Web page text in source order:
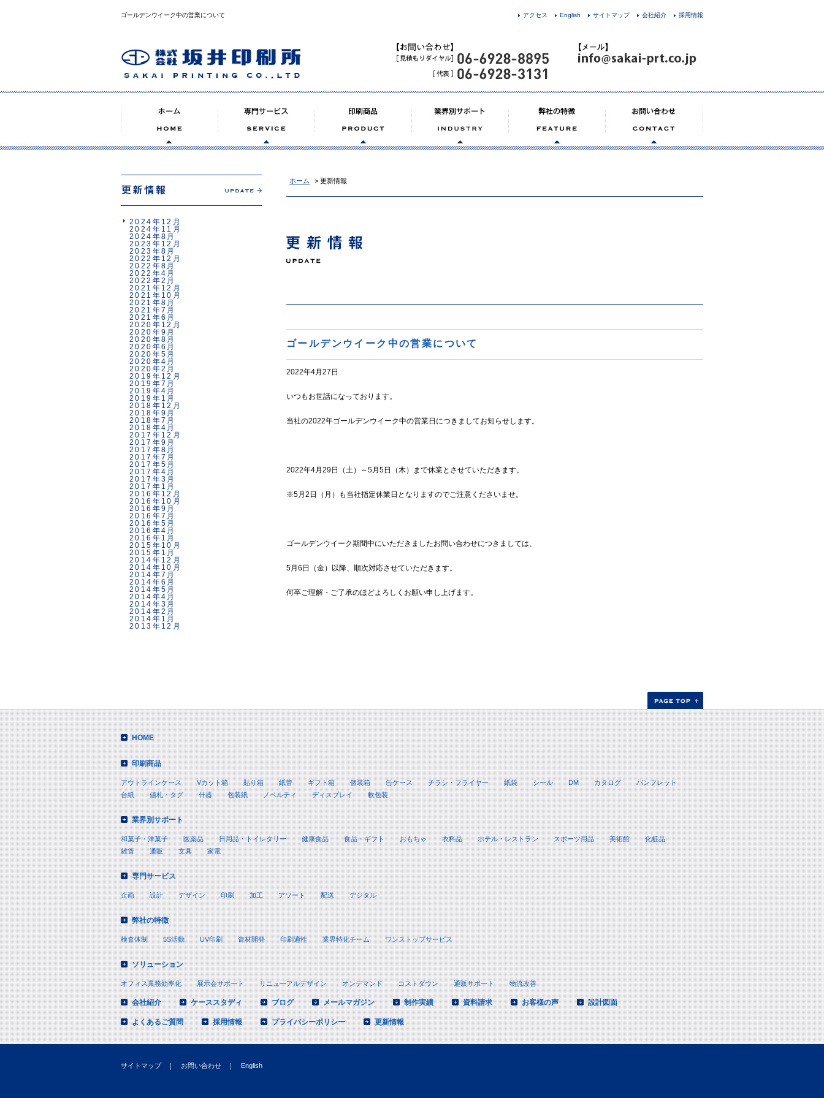
ゴールデンウイーク中の営業について アクセス English サイトマップ 会社紹介 採用情報
2024年12月
2024年11月
2024年8月
2023年12月
2023年8月
2022年12月
2022年8月
2022年4月
2022年2月
2021年12月
2021年10月
2021年8月
2021年7月
2021年6月
2020年12月
2020年9月
2020年8月
2020年6月
2020年5月
2020年4月
2020年2月
2019年12月
2019年7月
2019年4月
2019年1月
2018年12月
2018年9月
2018年7月
2018年4月
2017年12月
2017年9月
2017年8月
2017年7月
2017年5月
2017年4月
2017年3月
2017年1月
2016年12月
2016年10月
2016年9月
2016年7月
2016年5月
2016年4月
2016年1月
2015年10月
2015年1月
2014年12月
2014年10月
2014年7月
2014年6月
2014年5月
2014年4月
2014年3月
2014年2月
2014年1月
2013年12月
ホーム > 更新情報
ゴールデンウイーク中の営業について
2022年4月27日
いつもお世話になっております。
当社の2022年ゴールデンウイーク中の営業日につきましてお知らせします。
2022年4月29日（土）～5月5日（木）まで休業とさせていただきます。
※5月2日（月）も当社指定休業日となりますのでご注意くださいませ。
ゴールデンウイーク期間中にいただきましたお問い合わせにつきましては、
5月6日（金）以降、順次対応させていただきます。
何卒ご理解・ご了承のほどよろしくお願い申し上げます。
HOME
印刷商品
アウトラインケース Vカット箱 貼り箱 紙管 ギフト箱 個装箱 缶ケース チラシ・フライヤー 紙袋 シール DM カタログ
パンフレット
台紙
値札・タグ 什器 包装紙 ノベルティ ディスプレイ 軟包装
業界別サポート
和菓子・洋菓子 医薬品 日用品・トイレタリー 健康食品 食品・ギフト おもちゃ 衣料品 ホテル・レストラン スポーツ用品 美術館
化粧品
雑貨
通販 文具 家電
専門サービス
企画 設計 デザイン 印刷 加工 アソート 配送 デジタル
弊社の特徴
検査体制 5S活動 UV印刷 資材開発 印刷適性 業界特化チーム ワンストップサービス
ソリューション
オフィス業務効率化 展示会サポート リニューアルデザイン オンデマンド コストダウン 通販サポート 物流改善
会社紹介 ケーススタディ ブログ メールマガジン 制作実績 資料請求 お客様の声 設計図面
よくあるご質問 採用情報 プライバシーポリシー 更新情報
サイトマップ ｜ お問い合わせ ｜ English